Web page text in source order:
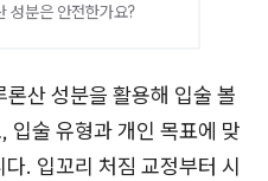
성분은 안전한가요?
산 성분을 활용해 입술 볼
입술 유형과 개인 목표에 맞
. 입꼬리 처짐 교정부터 시